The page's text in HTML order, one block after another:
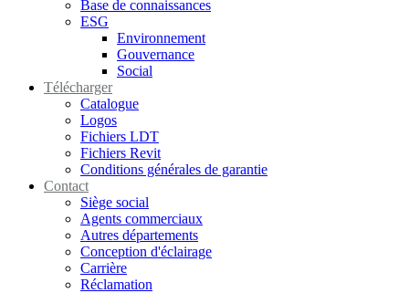
Base de connaissances
ESG
Environnement
Gouvernance
Social
Télécharger
Catalogue
Logos
Fichiers LDT
Fichiers Revit
Conditions générales de garantie
Contact
Siège social
Agents commerciaux
Autres départements
Conception d'éclairage
Carrière
Réclamation